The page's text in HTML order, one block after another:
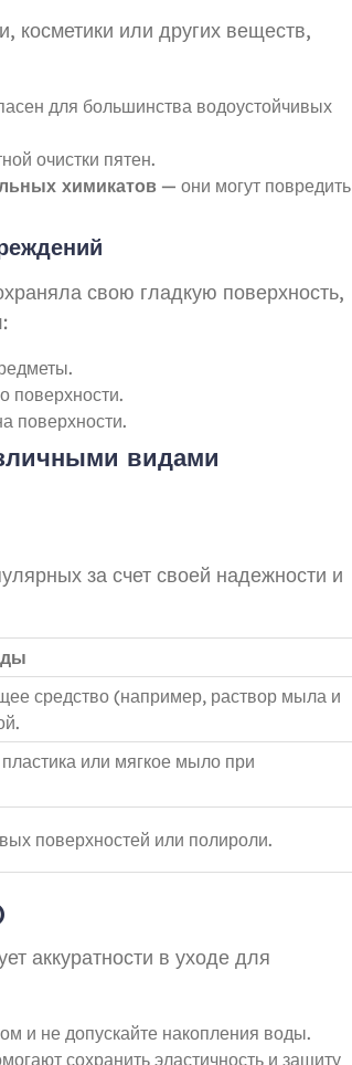
косметики или других веществ,
для большинства водоустойчивых
очистки пятен.
химикатов — они могут повредить
свою гладкую поверхность,
поверхности.
поверхности.
видами
за счет своей надежности и
средство (например, раствор мыла и
или мягкое мыло при
поверхностей или полироли.
аккуратности в уходе для
и не допускайте накопления воды.
сохранить эластичность и защиту